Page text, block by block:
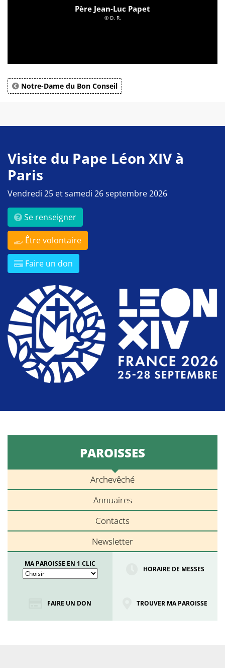
Père Jean-Luc Papet
© D. R.
Notre-Dame du Bon Conseil
Visite du Pape Léon XIV à
Paris
Vendredi 25 et samedi 26 septembre 2026
Se renseigner
Être volontaire
Faire un don
PAROISSES
Archevêché
Annuaires
Contacts
Newsletter
MA PAROISSE EN 1 CLIC
HORAIRE DE MESSES
FAIRE UN DON TROUVER MA PAROISSE